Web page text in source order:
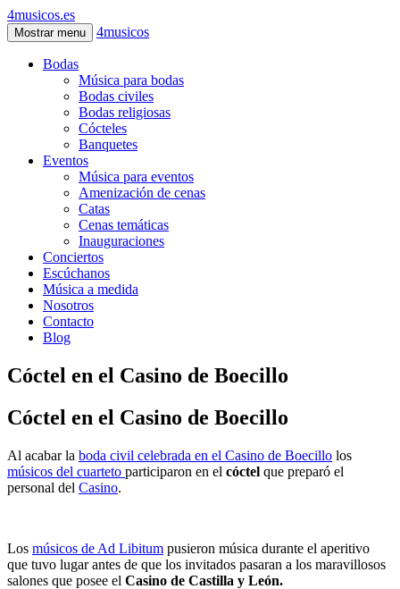
4musicos.es
Mostrar menu 4musicos
Bodas
Música para bodas
Bodas civiles
Bodas religiosas
Cócteles
Banquetes
Eventos
Música para eventos
Amenización de cenas
Catas
Cenas temáticas
Inauguraciones
Conciertos
Escúchanos
Música a medida
Nosotros
Contacto
Blog
Cóctel en el Casino de Boecillo
Cóctel en el Casino de Boecillo
Al acabar la boda civil celebrada en el Casino de Boecillo los
músicos del cuarteto participaron en el cóctel que preparó el
personal del Casino.
Los músicos de Ad Libitum pusieron música durante el aperitivo
que tuvo lugar antes de que los invitados pasaran a los maravillosos
salones que posee el Casino de Castilla y León.